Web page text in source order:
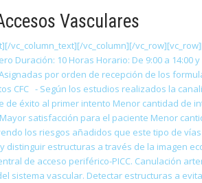
Vasculares
vc_column_text][/vc_column][/
Duración: 10 Horas Horario: De 9:00 a
por orden de recepción de los
CFC - Según los estudios realizados la
de éxito al primer intento Menor cantidad de
satisfacción para el paciente Menor
los riesgos añadidos que este tipo de
distinguir estructuras a través de la imagen
de acceso periférico-PICC. Canulación
sistema vascular. Detectar estructuras a